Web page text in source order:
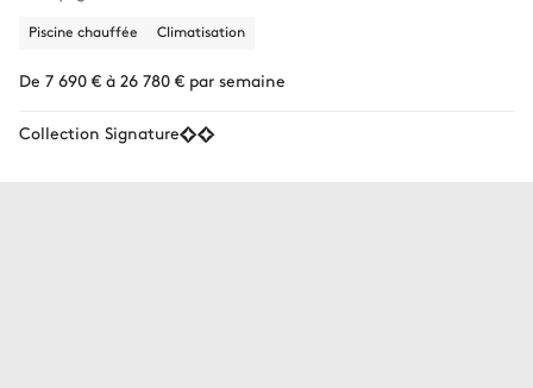
Piscine chauffée Climatisation
De 7 690 € à 26 780 € par semaine
Collection Signature